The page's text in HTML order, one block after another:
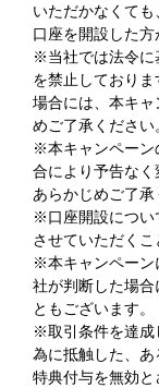
いただかなくて
口座を開設した方
※当社では法令に
を禁止しており
場合には、本キ
めご了承ください
※本キャンペーン
合により予告なく
あらかじめご了承
※口座開設につい
させていただくこ
※本キャンペーン
社が判断した場
ともございます。
※取引条件を達成
為に抵触した、あ
特典付与を無効と